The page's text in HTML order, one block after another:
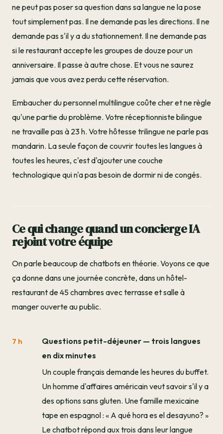
ne peut pas poser sa question dans sa langue ne la pose
tout simplement pas. Il ne demande pas les directions. Il ne
demande pas s'il y a du stationnement. Il ne demande pas
si le restaurant accepte les groupes de douze pour un
anniversaire. Il passe à autre chose. Et vous ne saurez
jamais que vous avez perdu cette réservation.
Embaucher du personnel multilingue coûte cher et ne règle
qu'une partie du problème. Votre réceptionniste bilingue
ne travaille pas à 23 h. Votre hôtesse trilingue ne parle pas
mandarin. La seule façon de couvrir toutes les langues à
toutes les heures, c'est d'ajouter une couche
technologique qui n'a pas besoin de dormir ni de congés.
Ce qui change quand un concierge IA
rejoint votre équipe
On parle beaucoup de chatbots en théorie. Voyons ce que
ça donne dans une journée concrète, dans un hôtel-
restaurant de 45 chambres avec terrasse et salle à
manger ouverte au public.
7 h
Questions petit-déjeuner — trois langues
en dix minutes
Un couple français demande les heures du buffet.
Un homme d'affaires américain veut savoir s'il y a
des options sans gluten. Une famille mexicaine
tape en espagnol : « A qué hora es el desayuno? »
Le chatbot répond aux trois dans leur langue